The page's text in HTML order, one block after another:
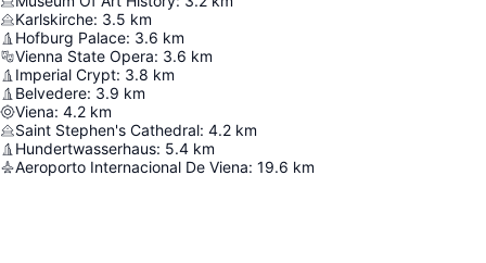
Karlskirche: 3.5 km
Hofburg Palace: 3.6 km
Vienna State Opera: 3.6 km
Imperial Crypt: 3.8 km
Belvedere: 3.9 km
Viena: 4.2 km
Saint Stephen's Cathedral: 4.2 km
Hundertwasserhaus: 5.4 km
Aeroporto Internacional De Viena: 19.6 km